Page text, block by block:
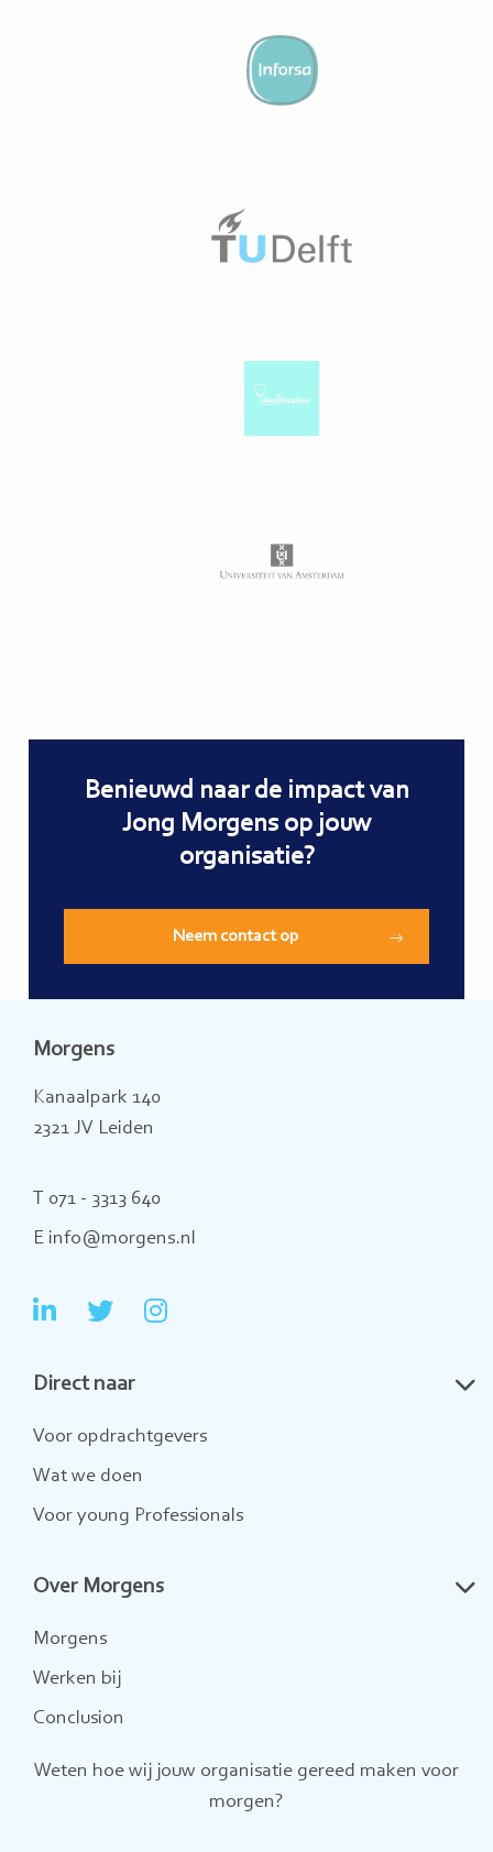
bekijken
bekijken
Benieuwd naar de impact van
Jong Morgens op jouw
organisatie?
Neem contact op
Morgens
Kanaalpark 140
2321 JV Leiden
T 071 - 3313 640
E info@morgens.nl
Ga
LinkedIn
Ga
Twitter
Ga
Direct naar
Voor opdrachtgevers
Wat we doen
Voor young Professionals
Over Morgens
Morgens
Werken bij
Conclusion
Weten hoe wij jouw organisatie gereed maken voor
morgen?